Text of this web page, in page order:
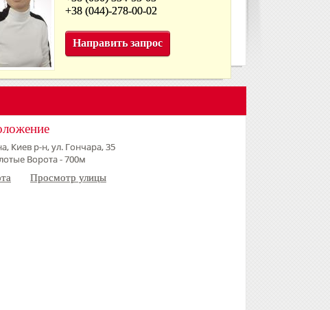
+38 (044)-278-00-02
Направить запрос
Киев р-н, ул. Гончара, 35
Ворота - 700м
Просмотр улицы